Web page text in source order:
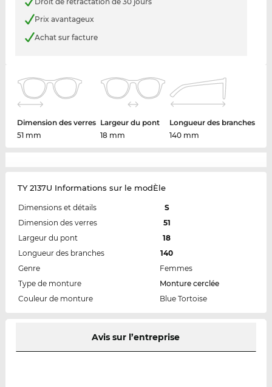
Prix avantageux
Achat sur facture
Dimension des verres
51 mm
Largeur du pont
18 mm
Longueur des branches
140 mm
TY 2137U Informations sur le modÈle
Dimensions et détails
S
Dimension des verres
51
Largeur du pont
18
Longueur des branches
140
Genre
Femmes
Type de monture
Monture cerclée
Couleur de monture
Blue Tortoise
Avis sur l’entreprise